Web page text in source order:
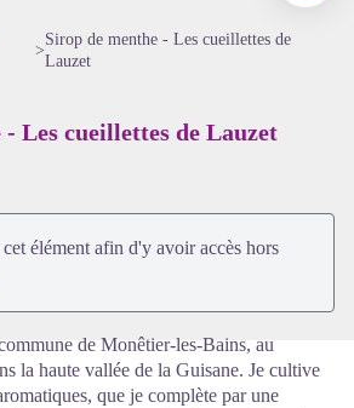
>
Sirop de menthe - Les cueillettes de
Lauzet
Les cueillettes de Lauzet
élément afin d'y avoir accès hors
de Monêtier-les-Bains, au
la haute vallée de la Guisane. Je cultive
que je complète par une